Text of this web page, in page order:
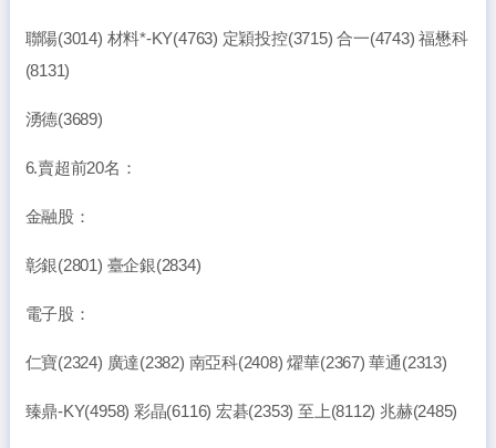
聯陽(3014) 材料*-KY(4763) 定穎投控(3715) 合一(4743) 福懋科
(8131)
湧德(3689)
6.賣超前20名：
金融股：
彰銀(2801) 臺企銀(2834)
電子股：
仁寶(2324) 廣達(2382) 南亞科(2408) 燿華(2367) 華通(2313)
臻鼎-KY(4958) 彩晶(6116) 宏碁(2353) 至上(8112) 兆赫(2485)